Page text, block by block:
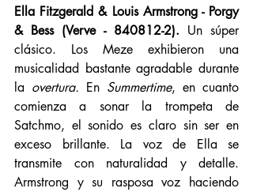
Ella Fitzgerald & Louis Armstrong - Porgy
& Bess (Verve - 840812-2). Un súper
clásico. Los Meze exhibieron una
musicalidad bastante agradable durante
la overtura. En Summertime, en cuanto
comienza a sonar la trompeta de
Satchmo, el sonido es claro sin ser en
exceso brillante. La voz de Ella se
transmite con naturalidad y detalle.